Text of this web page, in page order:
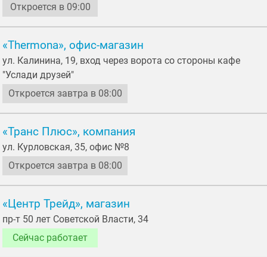
Откроется в 09:00
«Thermona», офис-магазин
ул. Калинина, 19, вход через ворота со стороны кафе
"Услади друзей"
Откроется завтра в 08:00
«Транс Плюс», компания
ул. Курловская, 35, офис №8
Откроется завтра в 08:00
«Центр Трейд», магазин
пр-т 50 лет Советской Власти, 34
Сейчас работает